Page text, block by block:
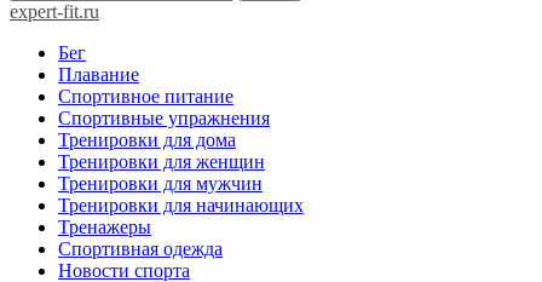
expert-fit.ru
Бег
Плавание
Спортивное питание
Спортивные упражнения
Тренировки для дома
Тренировки для женщин
Тренировки для мужчин
Тренировки для начинающих
Тренажеры
Спортивная одежда
Новости спорта